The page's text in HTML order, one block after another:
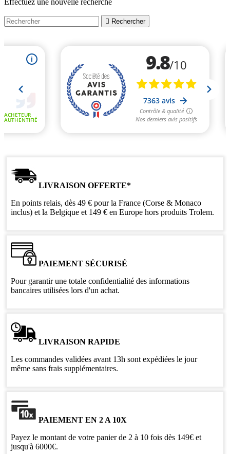
 Rechercher
LIVRAISON OFFERTE*
En points relais, dès 49 € pour la France (Corse & Monaco
inclus) et la Belgique et 149 € en Europe hors produits Trolem.
PAIEMENT SÉCURISÉ
Pour garantir une totale confidentialité des informations
bancaires utilisées lors d'un achat.
LIVRAISON RAPIDE
Les commandes validées avant 13h sont expédiées le jour
même sans frais supplémentaires.
PAIEMENT EN 2 A 10X
Payez le montant de votre panier de 2 à 10 fois dès 149€ et
jusqu'à 6000€.